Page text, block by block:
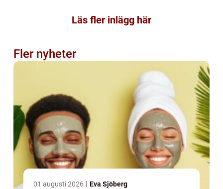
Läs fler inlägg här
Fler nyheter
01 augusti 2026 Eva Sjöberg